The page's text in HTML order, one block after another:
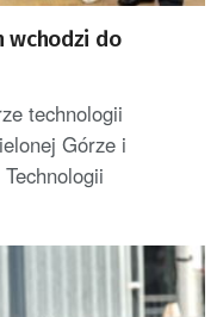
wchodzi do
technologii
Górze i